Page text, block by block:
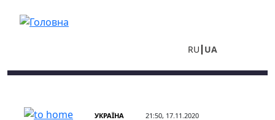
RU UA
УКРАЇНА 21:50, 17.11.2020